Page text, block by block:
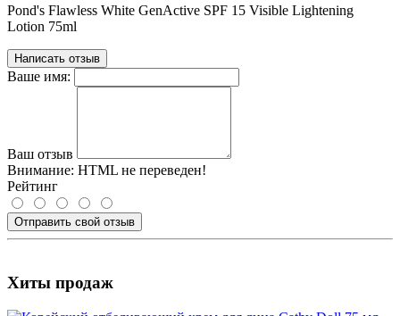
Pond's Flawless White GenActive SPF 15 Visible Lightening
Lotion 75ml
Написать отзыв
Ваше имя:
Ваш отзыв
Внимание: HTML не переведен!
Рейтинг
Отправить свой отзыв
Хиты продаж